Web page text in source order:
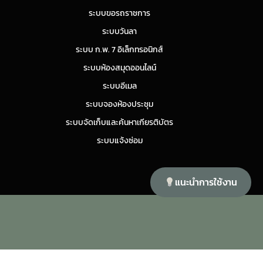
ระบบขอรถราชการ
ระบบวันลา
ระบบ ก.พ. 7 อิเล็กทรอนิกส์
ระบบห้องสมุดออนไลน์
ระบบอีเมล
ระบบจองห้องประชุม
ระบบจัดเก็บและค้นหาเกียรติบัตร
ระบบแจ้งซ่อม
แนะนำการใช้งาน